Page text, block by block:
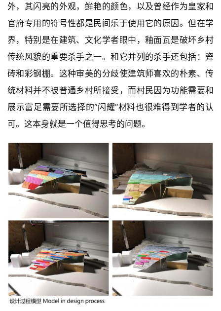
筑
设
计
内
设
计
城
市
Glazed tile: A practice of rural common
materials
屋顶使用了鲜艳的釉面瓦，这是对中国乡村1990年代后
新民居大量使用釉面瓦的一种艺术化挪用。釉面瓦脱胎
于琉璃瓦，在1912年以前只用于宫殿、庙堂，民居中不
允许使用。1990年代后，随着生活水平的提高，釉面瓦
生产成本的降低，中国乡村民居中开始大量使用釉面
外，其闪亮的外观，鲜艳的颜色，以及曾经作为皇家和
官府专用的符号性都是民间乐于使用它的原因。但在学
界，特别是在建筑、文化学者眼中，釉面瓦是破坏乡村
传统风貌的重要杀手之一。和它并列的杀手还包括：瓷
砖和彩钢棚。这种审美的分歧使建筑师喜欢的朴素、传
统材料并不被普通乡村所接受，而村民因为功能需要和
展示富足需要所选择的“闪耀”材料也很难得到学者的认
可。这本身就是一个值得思考的问题。